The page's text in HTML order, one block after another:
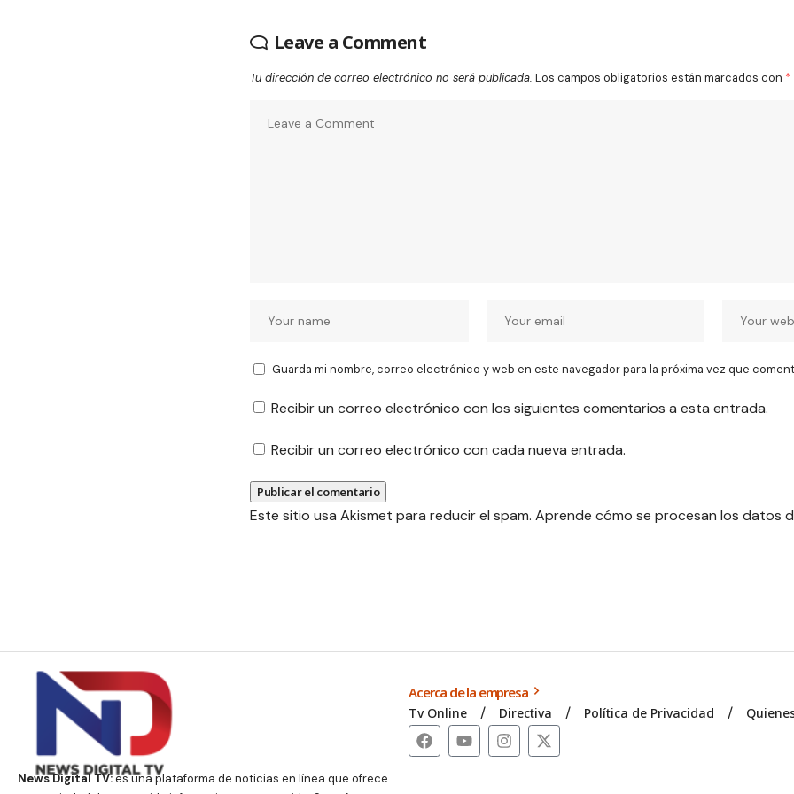
Leave a Comment
Tu dirección de correo electrónico no será publicada. Los campos obligatorios están marcados con *
Guarda mi nombre, correo electrónico y web en este navegador para la próxima vez que
Recibir un correo electrónico con los siguientes comentarios a esta entrada.
Recibir un correo electrónico con cada nueva entrada.
Este sitio usa Akismet para reducir el spam. Aprende cómo se procesan los datos
News Digital TV:es una plataforma de noticias en línea que ofrece
Acerca de la empresa
Tv Online Directiva Política de Privacidad